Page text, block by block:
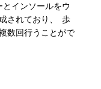
インソールをウ
されており、 歩
数回行うことがで